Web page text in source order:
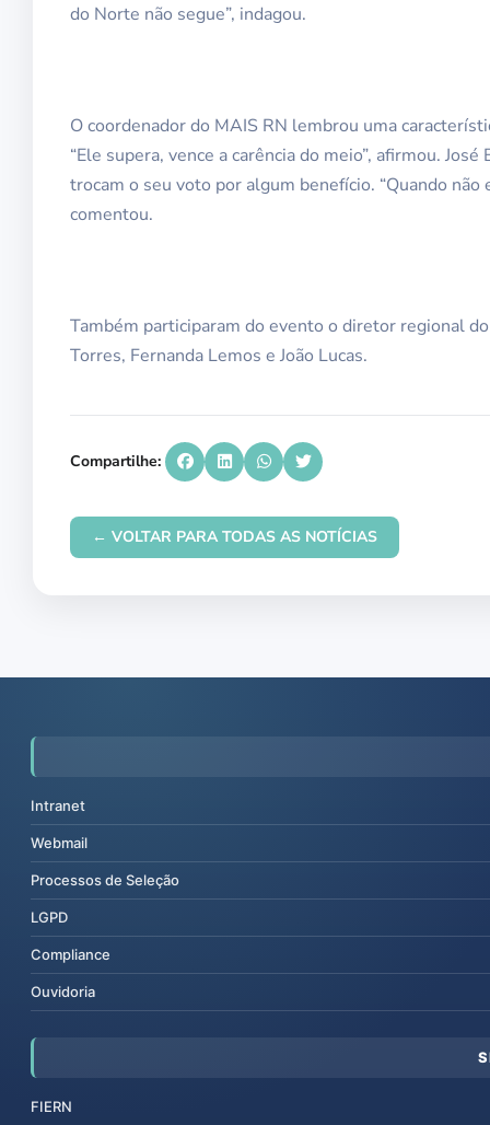
do Norte não segue”, indagou.
O coordenador do MAIS RN lembrou uma
“Ele supera, vence a carência do meio”, afirmou.
trocam o seu voto por algum benefício. “Quando
comentou.
Também participaram do evento o diretor regional
Torres, Fernanda Lemos e João Lucas.
Compartilhe:
← VOLTAR PARA TODAS AS NOTÍCIAS
Intranet
Webmail
Processos de Seleção
LGPD
Compliance
Ouvidoria
FIERN